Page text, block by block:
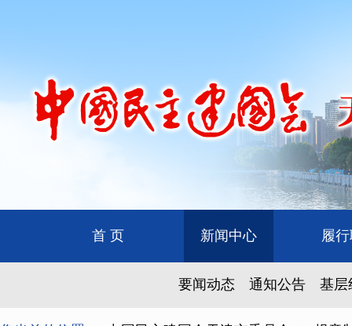
首 页 新闻中心 履
要闻动态 通知公告 基层